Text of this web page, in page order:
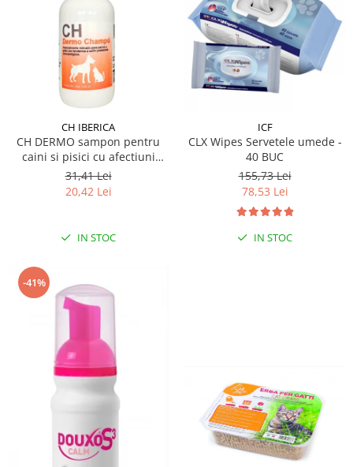
CH IBERICA
CH DERMO sampon pentru
caini si pisici cu afectiuni
dermatologice 250 ml
31,41 Lei
20,42 Lei
IN STOC
ICF
CLX Wipes Servetele umede -
40 BUC
155,73 Lei
78,53 Lei
IN STOC
-41%